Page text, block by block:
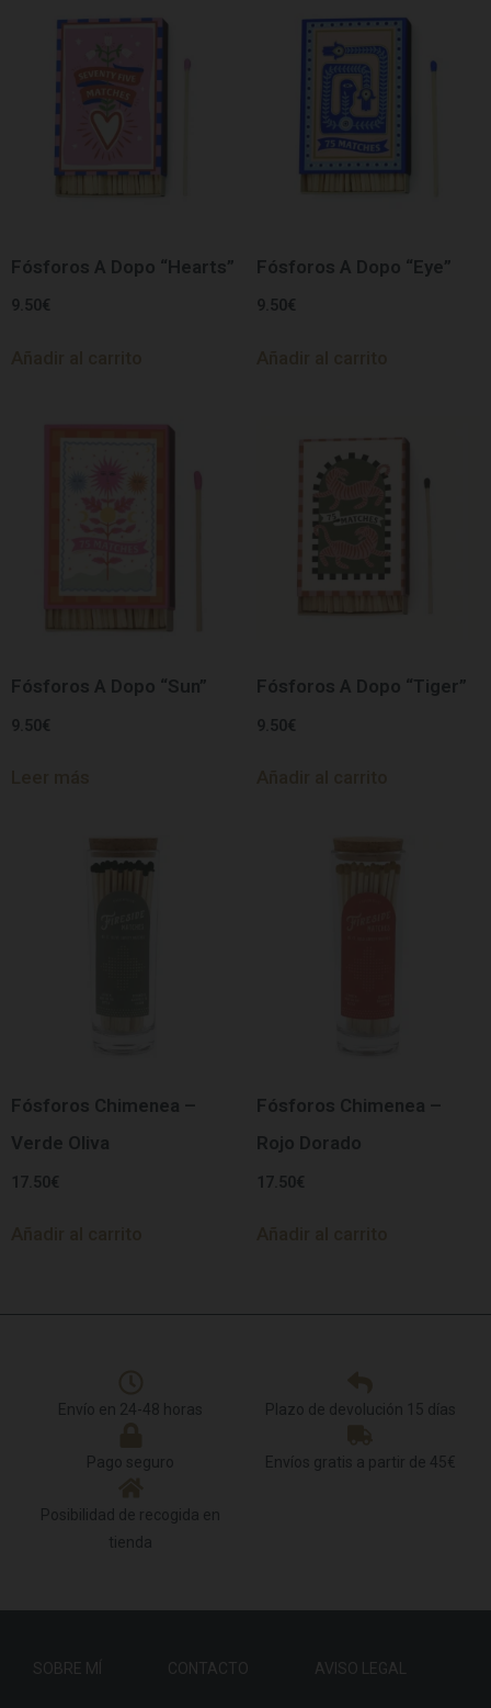
Fósforos A Dopo “Hearts”
9.50 €
Fósforos A Dopo “Eye”
9.50 €
Fósforos A Dopo “Sun”
9.50€
Fósforos A Dopo “Tiger”
9.50€
Fósforos Chimenea –
Verde Oliva
17.50€
Fósforos Chimenea –
Rojo Dorado
17.50€
Envío en 24-48 horas Plazo de devolución 15 días
Pago seguro Envíos gratis a partir de 45€
Posibilidad de recogida en
tienda
SOBRE MÍ CONTACTO AVISO LEGAL